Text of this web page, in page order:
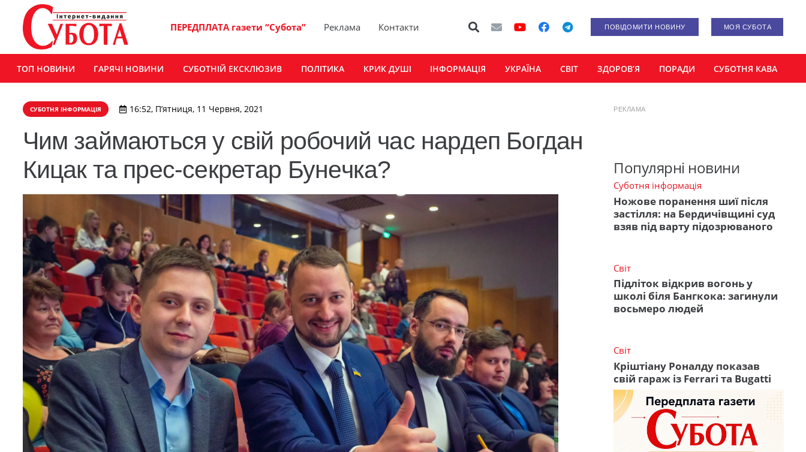
ПЕРЕДПЛАТА газети “Субота” Реклама Контакти ПОВІДОМИТИ НОВИНУ МОЯ СУБОТА
ТОП НОВИНИ ГАРЯЧІ НОВИНИ СУБОТНІЙ ЕКСКЛЮЗИВ ПОЛІТИКА КРИК ДУШІ ІНФОРМАЦІЯ УКРАЇНА СВІТ ЗДОРОВ’Я ПОРАДИ СУБОТНЯ КАВА
СУБОТНЯ ІНФОРМАЦІЯ 16:52, П’ятниця, 11 Червня, 2021
Чим займаються у свій робочий час нардеп Богдан
Кицак та прес-секретар Бунечка?
РЕКЛАМА
Популярні новини
Суботня інформація
Ножове поранення шиї після
застілля: на Бердичівщині суд
взяв під варту підозрюваного
Світ
Підліток відкрив вогонь у
школі біля Бангкока: загинули
восьмеро людей
Світ
Кріштіану Роналду показав
свій гараж із Ferrari та Bugatti